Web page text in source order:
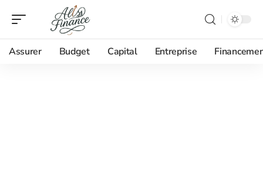
Assurer Budget Capital Entreprise